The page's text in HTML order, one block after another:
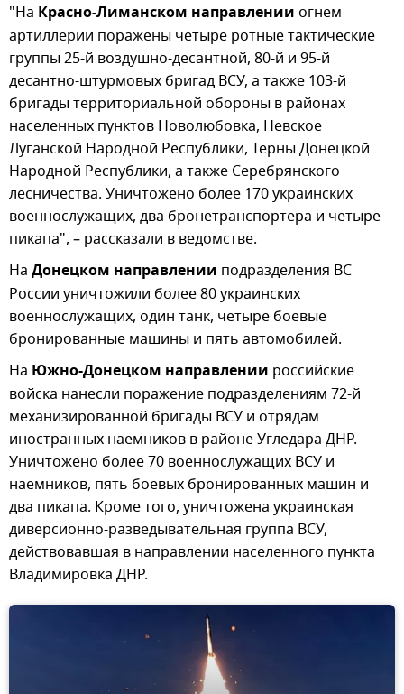
"На Красно-Лиманском направлении огнем
артиллерии поражены четыре ротные тактические
группы 25-й воздушно-десантной, 80-й и 95-й
десантно-штурмовых бригад ВСУ, а также 103-й
бригады территориальной обороны в районах
населенных пунктов Новолюбовка, Невское
Луганской Народной Республики, Терны Донецкой
Народной Республики, а также Серебрянского
лесничества. Уничтожено более 170 украинских
военнослужащих, два бронетранспортера и четыре
пикапа", – рассказали в ведомстве.
На Донецком направлении подразделения ВС
России уничтожили более 80 украинских
военнослужащих, один танк, четыре боевые
бронированные машины и пять автомобилей.
На Южно-Донецком направлении российские
войска нанесли поражение подразделениям 72-й
механизированной бригады ВСУ и отрядам
иностранных наемников в районе Угледара ДНР.
Уничтожено более 70 военнослужащих ВСУ и
наемников, пять боевых бронированных машин и
два пикапа. Кроме того, уничтожена украинская
диверсионно-разведывательная группа ВСУ,
действовавшая в направлении населенного пункта
Владимировка ДНР.